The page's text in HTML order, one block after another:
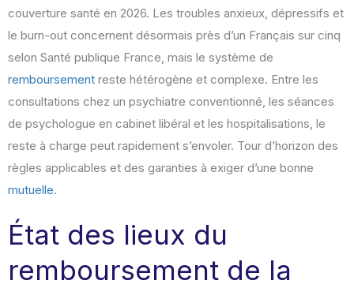
couverture santé en 2026. Les troubles anxieux, dépressifs et
le burn-out concernent désormais près d’un Français sur cinq
selon Santé publique France, mais le système de
remboursement reste hétérogène et complexe. Entre les
consultations chez un psychiatre conventionné, les séances
de psychologue en cabinet libéral et les hospitalisations, le
reste à charge peut rapidement s’envoler. Tour d’horizon des
règles applicables et des garanties à exiger d’une bonne
mutuelle.
État des lieux du
remboursement de la